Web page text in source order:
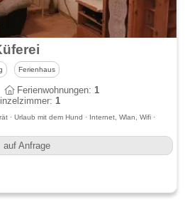
Ferienhaus
Ferienwohnungen:1
1
· Urlaub mit dem Hund · Internet, Wlan, Wifi ·
auf Anfrage